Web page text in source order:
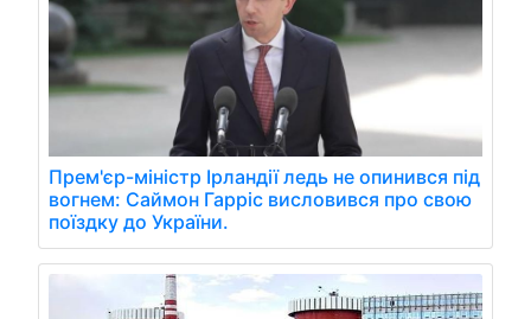
Прем'єр-міністр Ірландії ледь не опинився під
вогнем: Саймон Гарріс висловився про свою
поїздку до України.